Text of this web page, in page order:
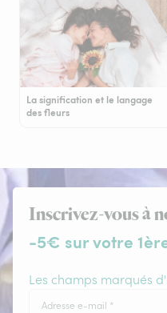
La signification et le langage
des fleurs
Inscrivez-vous à
-5€ sur votre
Les champs marqués
Adresse e-mail *